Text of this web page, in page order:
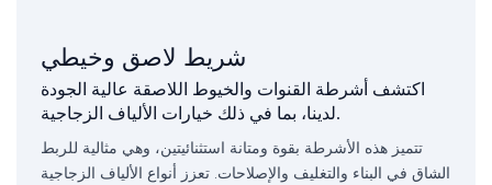
شريط لاصق وخيطي
اكتشف أشرطة القنوات والخيوط اللاصقة عالية الجودة
لدينا، بما في ذلك خيارات الألياف الزجاجية.
تتميز هذه الأشرطة بقوة ومتانة استثنائيتين، وهي مثالية للربط
الشاق في البناء والتغليف والإصلاحات. تعزز أنواع الألياف الزجاجية